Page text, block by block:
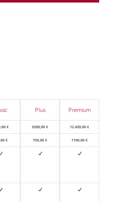
Plus Premium
€ 9200,00 € 12.450,00 €
€ 750,00 € 1100,00 €